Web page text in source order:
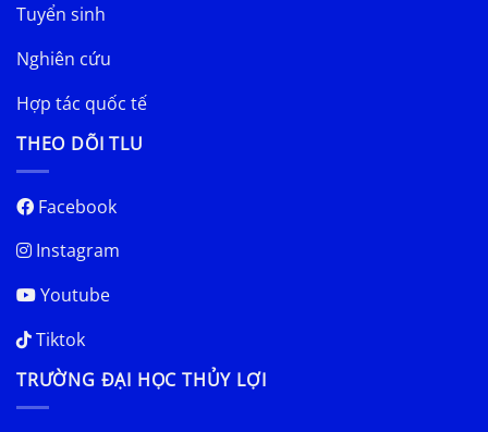
Tuyển sinh
Nghiên cứu
Hợp tác quốc tế
THEO DÕI TLU
Facebook
Instagram
Youtube
Tiktok
TRƯỜNG ĐẠI HỌC THỦY LỢI